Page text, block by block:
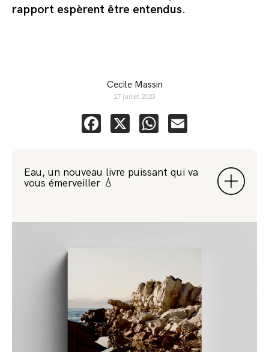
rapport espèrent être entendus.
Cecile Massin
27 juillet 2023
Facebook
X WhatsApp
Eau, un nouveau livre puissant qui va
vous émerveiller 💧